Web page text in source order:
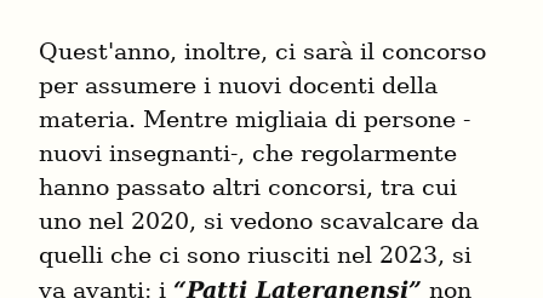
Quest'anno, inoltre, ci sarà il concorso
per assumere i nuovi docenti della
materia. Mentre migliaia di persone -
nuovi insegnanti-, che regolarmente
hanno passato altri concorsi, tra cui
uno nel 2020, si vedono scavalcare da
quelli che ci sono riusciti nel 2023, si
va avanti: i “Patti Lateranensi” non